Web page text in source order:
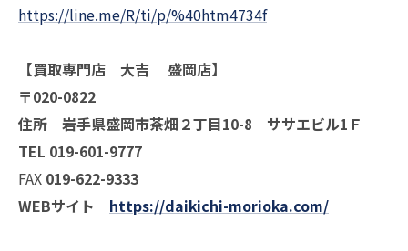
https://line.me/R/ti/p/%40htm4734f
【買取専門店 大吉 盛岡店】
〒020-0822
住所 岩手県盛岡市茶畑２丁目10-8 ササエビル1Ｆ
TEL 019-601-9777
FAX 019-622-9333
WEBサイト https://daikichi-morioka.com/